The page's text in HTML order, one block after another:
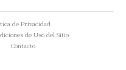
de Privacidad
de Uso del Sitio
Contacto